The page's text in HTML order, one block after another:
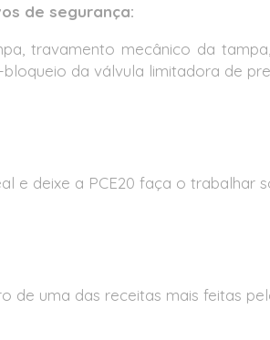
de segurança:
travamento mecânico da
da válvula limitadora de
e deixe a PCE20 faça o trabalhar
de uma das receitas mais feitas